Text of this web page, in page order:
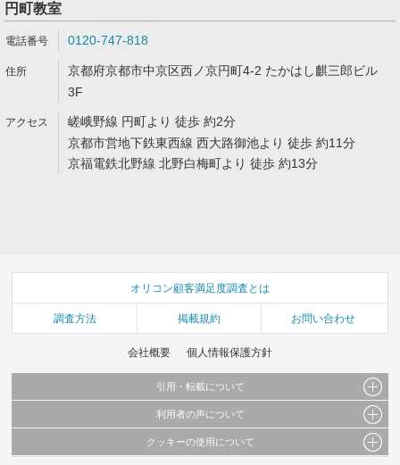
円町教室
0120-747-818
京都府京都市中京区西ノ京円町4-2 たかはし麒三郎ビル
3F
嵯峨野線 円町より 徒歩 約2分
京都市営地下鉄東西線 西大路御池より 徒歩 約11分
京福電鉄北野線 北野白梅町より 徒歩 約13分
オリコン顧客満足度調査とは
調査方法 掲載規約 お問い合わせ
会社概要 個人情報保護方針
引用・転載について
当サイトで公開されている情報（文字、写真、イラスト、画像データ等）及びこれらの配
これらの情報を権利者の許可なく無断転載・複製などの二次利用を行うことは固く禁じて
利用者の声について
当サイトに掲載している内容はすべてサービスの利用者が提出された見解・感想です。
クッキーの使用について